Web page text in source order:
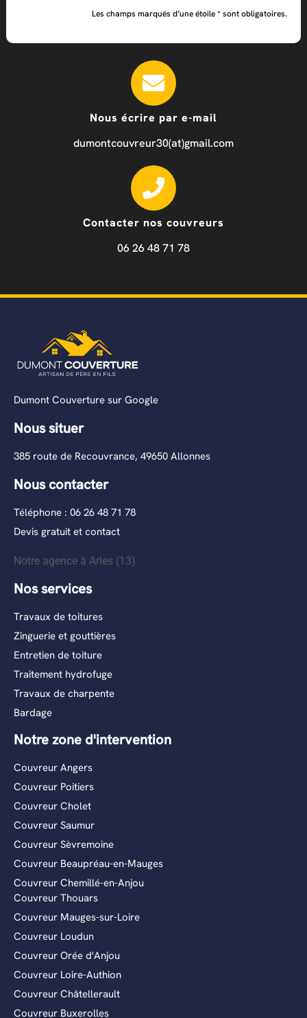
Les champs marqués d’une étoile * sont obligatoires.
Nous écrire par e-mail
dumontcouvreur30(at)gmail.com
Contacter nos couvreurs
06 26 48 71 78
Dumont Couverture sur Google
Nous situer
385 route de Recouvrance, 49650 Allonnes
Nous contacter
Téléphone : 06 26 48 71 78
Devis gratuit et contact
Notre agence à Arles (13)
Nos services
Travaux de toitures
Zinguerie et gouttières
Entretien de toiture
Traitement hydrofuge
Travaux de charpente
Bardage
Notre zone d'intervention
Couvreur Angers
Couvreur Poitiers
Couvreur Cholet
Couvreur Saumur
Couvreur Sèvremoine
Couvreur Beaupréau-en-Mauges
Couvreur Chemillé-en-Anjou
Couvreur Thouars
Couvreur Mauges-sur-Loire
Couvreur Loudun
Couvreur Orée d'Anjou
Couvreur Loire-Authion
Couvreur Châtellerault
Couvreur Buxerolles